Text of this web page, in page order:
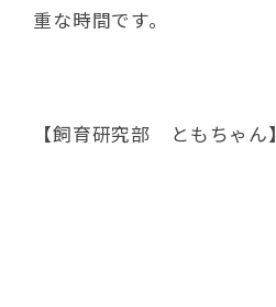
重な時間です。
【飼育研究部 ともちゃん】